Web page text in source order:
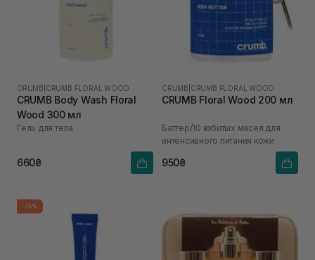
CRUMB CRUMB FLORAL WOOD
CRUMB Body Wash Floral
Wood 300 мл
Гель для тела
660₴
CRUMB CRUMB FLORAL WOOD
CRUMB Floral Wood 200 мл
Баттер/10 взбитых масел для
интенсивного питания кожи
950₴
-15%